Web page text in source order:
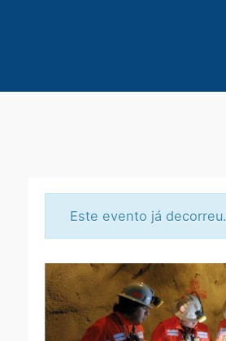
Este evento já decorreu.
C
U
R